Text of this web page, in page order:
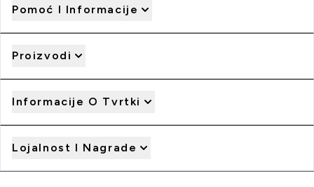
Pomoć I Informacije
Proizvodi
Informacije O Tvrtki
Lojalnost I Nagrade